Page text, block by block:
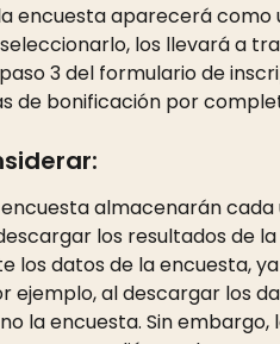
encuesta aparecerá
los llevará a
3 del formulario de
de bonificación por
encuesta almacenarán
los resultados de
los datos de la encuesta,
ejemplo, al descargar los
la encuesta. Sin embargo,